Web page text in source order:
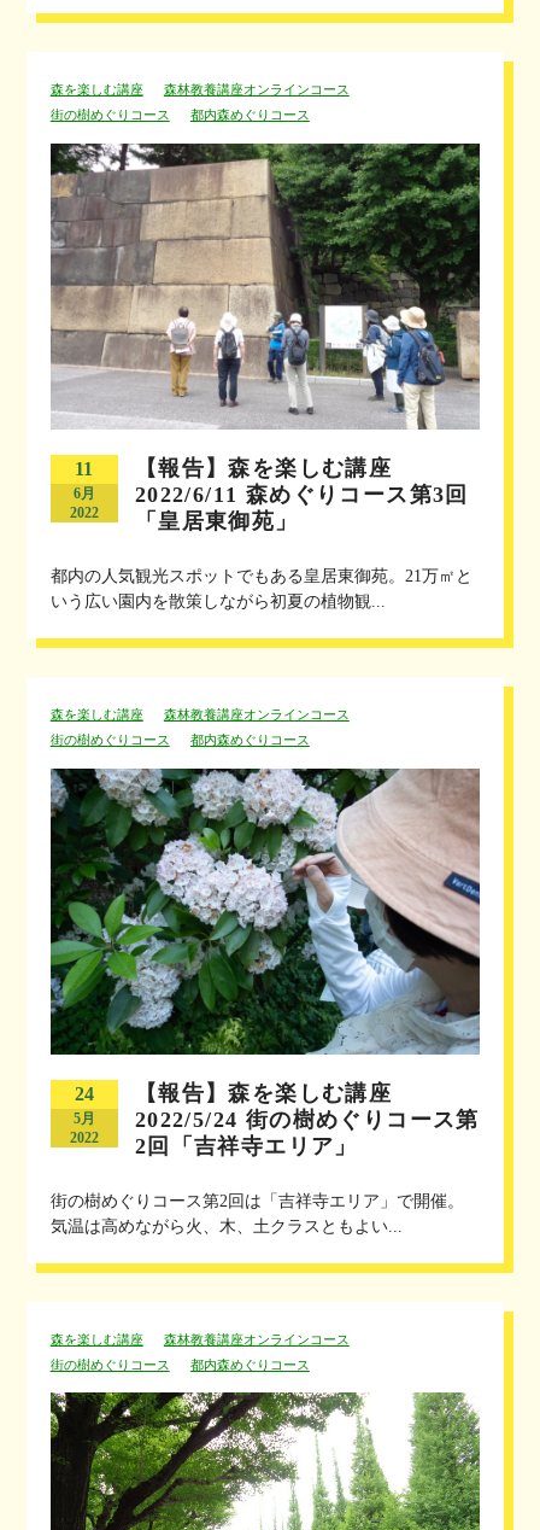
森を楽しむ講座
森林教養講座オンラインコース
街の樹めぐりコース
都内森めぐりコース
11
6月
2022
【報告】森を楽しむ講座
2022/6/11 森めぐりコース第3回
「皇居東御苑」
都内の人気観光スポットでもある皇居東御苑。21万㎡と
いう広い園内を散策しながら初夏の植物観...
森を楽しむ講座
森林教養講座オンラインコース
街の樹めぐりコース
都内森めぐりコース
24
5月
2022
【報告】森を楽しむ講座
2022/5/24 街の樹めぐりコース第
2回「吉祥寺エリア」
街の樹めぐりコース第2回は「吉祥寺エリア」で開催。
気温は高めながら火、木、土クラスともよい...
森を楽しむ講座
森林教養講座オンラインコース
街の樹めぐりコース
都内森めぐりコース